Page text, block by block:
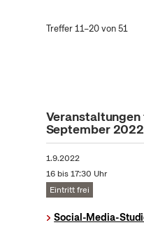
Treffer 11–20 von 51
September 2022
1.9.2022
16 bis 17:30 Uhr
Eintritt frei
Social-Media-